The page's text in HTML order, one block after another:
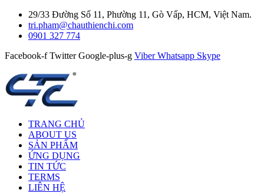
29/33 Đường Số 11, Phường 11, Gò Vấp, HCM, Việt Nam.
tri.pham@chauthienchi.com
0901 327 774
Facebook-f Twitter Google-plus-g Viber Whatsapp Skype
TRANG CHỦ
ABOUT US
SẢN PHẨM
ỨNG DỤNG
TIN TỨC
TERMS
LIÊN HỆ